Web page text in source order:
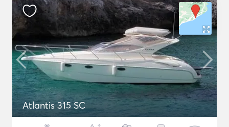
Atlantis 315 SC